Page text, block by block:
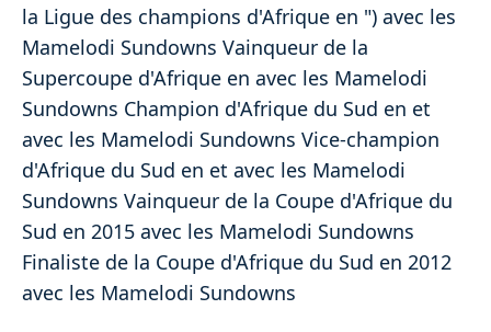
la Ligue des champions d'Afrique en ") avec les
Mamelodi Sundowns Vainqueur de la
Supercoupe d'Afrique en avec les Mamelodi
Sundowns Champion d'Afrique du Sud en et
avec les Mamelodi Sundowns Vice-champion
d'Afrique du Sud en et avec les Mamelodi
Sundowns Vainqueur de la Coupe d'Afrique du
Sud en 2015 avec les Mamelodi Sundowns
Finaliste de la Coupe d'Afrique du Sud en 2012
avec les Mamelodi Sundowns